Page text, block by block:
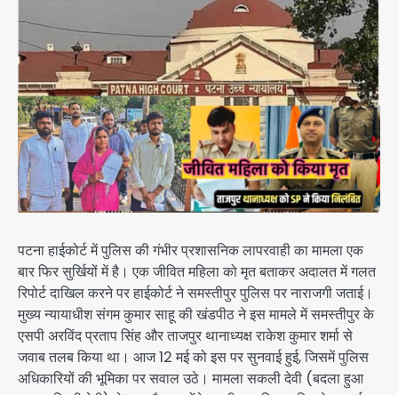
पटना हाईकोर्ट में पुलिस की गंभीर प्रशासनिक लापरवाही का मामला एक
बार फिर सुर्खियों में है। एक जीवित महिला को मृत बताकर अदालत में गलत
रिपोर्ट दाखिल करने पर हाईकोर्ट ने समस्तीपुर पुलिस पर नाराजगी जताई।
मुख्य न्यायाधीश संगम कुमार साहू की खंडपीठ ने इस मामले में समस्तीपुर के
एसपी अरविंद प्रताप सिंह और ताजपुर थानाध्यक्ष राकेश कुमार शर्मा से
जवाब तलब किया था। आज 12 मई को इस पर सुनवाई हुई, जिसमें पुलिस
अधिकारियों की भूमिका पर सवाल उठे। मामला सकली देवी (बदला हुआ